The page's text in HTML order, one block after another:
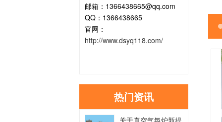
邮箱：1366438665@qq.com
QQ：1366438665
官网：
http://www.dsyq118.com/
热门资讯
关于真空气氛炉新提